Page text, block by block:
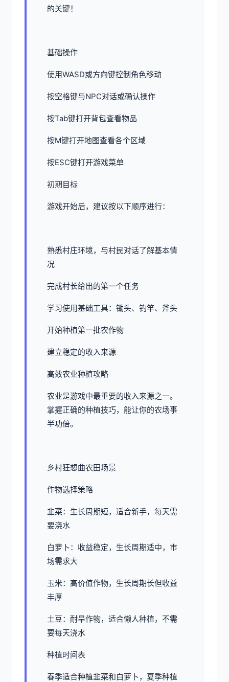
的关键！
基础操作
使用WASD或方向键控制角色移动
按空格键与NPC对话或确认操作
按Tab键打开背包查看物品
按M键打开地图查看各个区域
按ESC键打开游戏菜单
初期目标
游戏开始后，建议按以下顺序进行：
熟悉村庄环境，与村民对话了解基本情
况
完成村长给出的第一个任务
学习使用基础工具：锄头、钓竿、斧头
开始种植第一批农作物
建立稳定的收入来源
高效农业种植攻略
农业是游戏中最重要的收入来源之一。
掌握正确的种植技巧，能让你的农场事
半功倍。
乡村狂想曲农田场景
作物选择策略
韭菜：生长周期短，适合新手，每天需
要浇水
白萝卜：收益稳定，生长周期适中，市
场需求大
玉米：高价值作物，生长周期长但收益
丰厚
土豆：耐旱作物，适合懒人种植，不需
要每天浇水
种植时间表
春季适合种植韭菜和白萝卜，夏季种植